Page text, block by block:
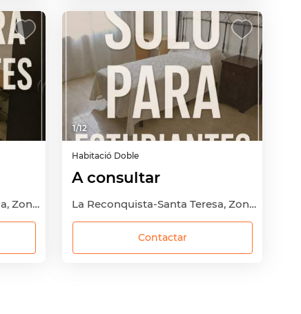
La Reconquista-Santa Teresa, Zona Nueva, Toledo Capital, Toledo
1/12
Habitació Doble
A consultar
La Reconquista-Santa Teresa, Zona Nueva, Toledo Capital, Toledo
Contactar